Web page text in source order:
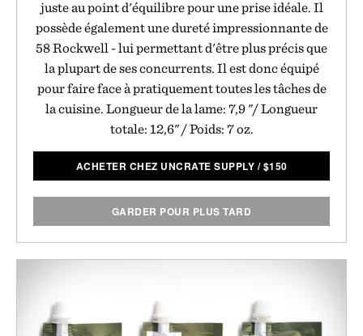
juste au point d'équilibre pour une prise idéale. Il
possède également une dureté impressionnante de
58 Rockwell - lui permettant d'être plus précis que
la plupart de ses concurrents. Il est donc équipé
pour faire face à pratiquement toutes les tâches de
la cuisine. Longueur de la lame: 7,9 "/ Longueur
totale: 12,6" / Poids: 7 oz.
ACHETER CHEZ UNCRATE SUPPLY /$150
GARDER POUR PLUS TARD